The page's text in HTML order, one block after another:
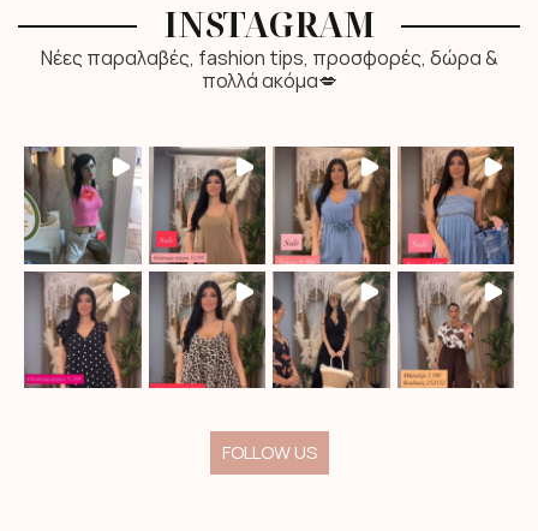
INSTAGRAM
Νέες παραλαβές, fashion tips, προσφορές, δώρα &
πολλά ακόμα💋
FOLLOW US